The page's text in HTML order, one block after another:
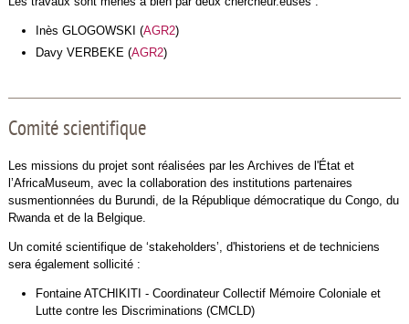
Inès GLOGOWSKI (AGR2)
Davy VERBEKE (AGR2)
Comité scientifique
Les missions du projet sont réalisées par les Archives de l'État et
l’AfricaMuseum, avec la collaboration des institutions partenaires
susmentionnées du Burundi, de la République démocratique du Congo, du
Rwanda et de la Belgique.
Un comité scientifique de ‘stakeholders’, d'historiens et de techniciens
sera également sollicité :
Fontaine ATCHIKITI - Coordinateur Collectif Mémoire Coloniale et
Lutte contre les Discriminations (CMCLD)